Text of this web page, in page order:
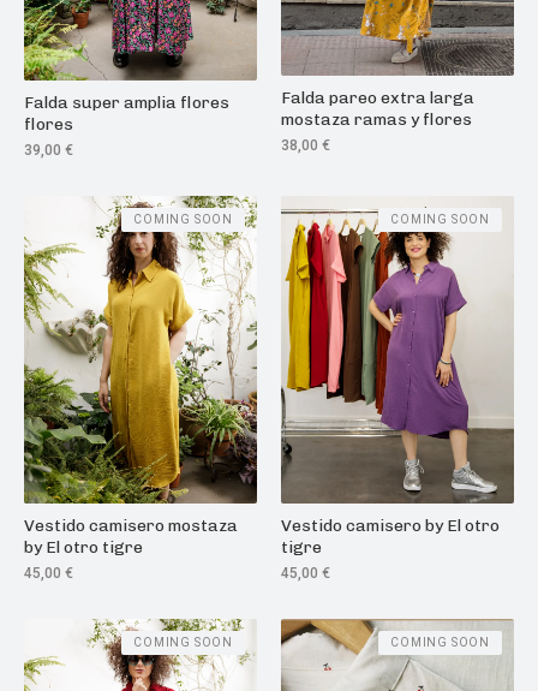
Falda super amplia flores
flores
39,00 €
Falda pareo extra larga
mostaza ramas y flores
38,00 €
Vestido camisero mostaza
by El otro tigre
45,00 €
COMING SOON
Vestido camisero by El otro
tigre
45,00 €
COMING SOON
COMING SOON COMING SOON